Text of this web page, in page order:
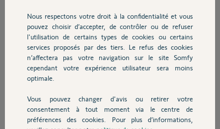
Chauffage
Autres produits
Devis avec un pro
Morgan
il y a 3 mois
Participer au fil de discussion
Réponses
merci pour avoir régler le problème!
Nous respectons votre droit à la confidentialité et vous
pouvez choisir d’accepter, de contrôler ou de refuser
l'utilisation de certains types de cookies ou certains
services proposés par des tiers. Le refus des cookies
n’affectera pas votre navigation sur le site Somfy
cependant votre expérience utilisateur sera moins
optimale.
Vous pouvez changer d'avis ou retirer votre
consentement à tout moment via le centre de
préférences des cookies. Pour plus d’informations,